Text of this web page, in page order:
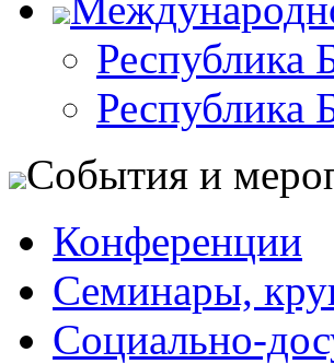
Республика
Республика
События и
Конференции
Семинары,
Социально-